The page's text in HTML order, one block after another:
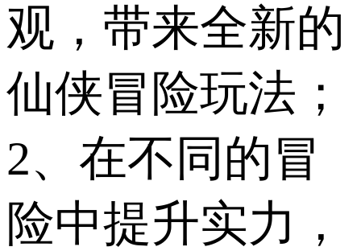
观，带来全新的
仙侠冒险玩法；
2、在不同的冒
险中提升实力，